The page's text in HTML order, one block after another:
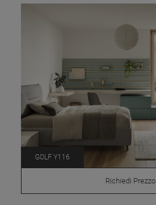
GOLF Y116
Richiedi Prezzo